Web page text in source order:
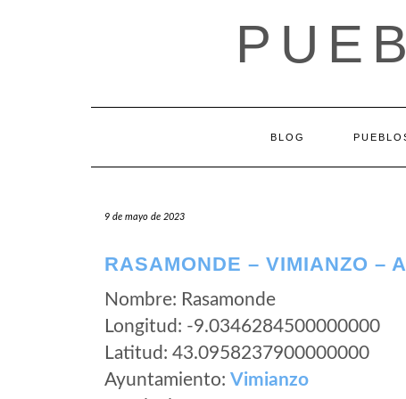
BLOG
9 de mayo de 2023
RASAMONDE – VIMIANZO –
Nombre: Rasamonde
Longitud: -9.0346284500000000
Latitud: 43.0958237900000000
Ayuntamiento: Vimianzo